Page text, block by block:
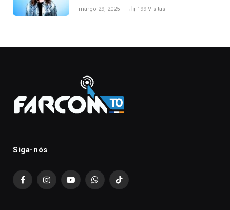
março 29, 2025 199 Visitas
Siga-nós
FacebookInstagramYouTubeWhatsAppTikTok